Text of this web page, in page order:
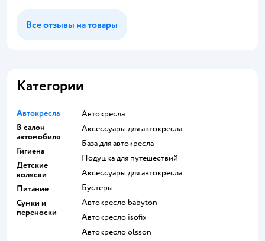
Все отзывы на товары
Категории
Автокресла
В салон
автомобиля
Гигиена
Детские
коляски
Питание
Сумки и
переноски
Автокресла
Аксессуары для автокресла
База для автокресла
Подушка для путешествий
Аксессуары для автокресла
Бустеры
Автокресло babyton
Автокресло isofix
Автокресло olsson